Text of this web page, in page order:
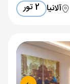
آلانیا 2 تور